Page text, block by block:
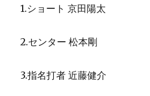
1.ショート 京田陽太
2.センター 松本剛
3.指名打者 近藤健介